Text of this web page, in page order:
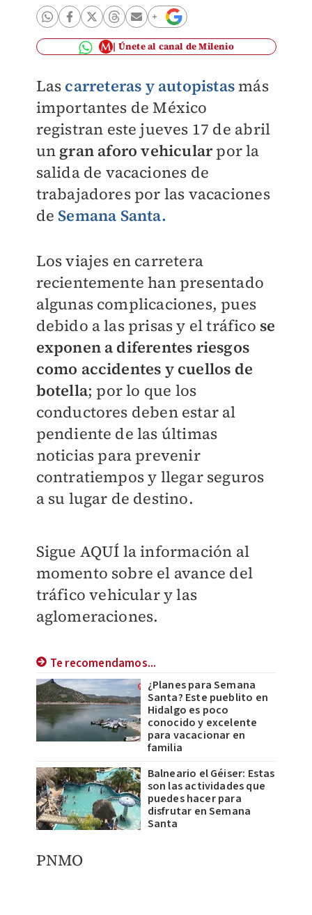
Únete al canal de Milenio
Las carreteras y autopistasmás
importantes de México
registran este jueves 17 de abril
un gran aforo vehicularpor la
salida de vacaciones de
trabajadores por las vacaciones
de Semana Santa.
Los viajes en carretera
recientemente han presentado
algunas complicaciones, pues
debido a las prisas y el tráfico se
exponen a diferentes riesgos
como accidentes y cuellos de
botella; por lo que los
conductores deben estar al
pendiente de las últimas
noticias para prevenir
contratiempos y llegar seguros
a su lugar de destino.
Sigue AQUÍ la información al
momento sobre el avance del
tráfico vehicular y las
aglomeraciones.
Te recomendamos...
¿Planes para Semana
Santa? Este pueblito en
Hidalgo es poco
conocido y excelente
para vacacionar en
familia
Balneario el Géiser: Estas
son las actividades que
puedes hacer para
disfrutar en Semana
Santa
PNMO